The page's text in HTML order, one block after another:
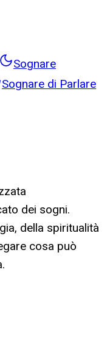
Sognare
Sognare di Parlare
dei sogni.
della spiritualità
cosa può